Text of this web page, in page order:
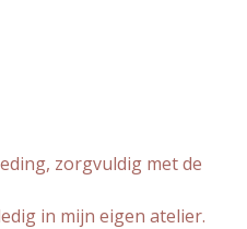
zorgvuldig met de
in mijn eigen atelier.